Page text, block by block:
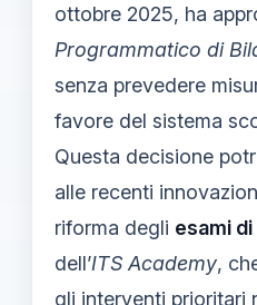
ottobre 2025, ha
Programmatico di
senza prevedere
favore del sistema
Questa decisione
alle recenti
riforma degli esami
dell’ITS Academy,
gli interventi prioritari